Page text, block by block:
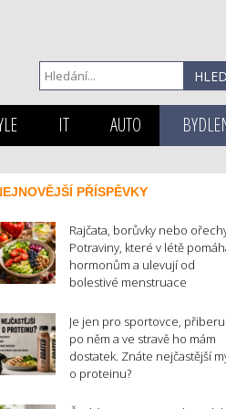
IT AUTO
PŘÍSPĚVKY
Rajčata, borůvky nebo
Potraviny, které v létě
hormonům a ulevují od
bolestivé menstruace
Je jen pro sportovce, přiberu
po něm a ve stravě ho mám
dostatek. Znáte nejčastější
o proteinu?